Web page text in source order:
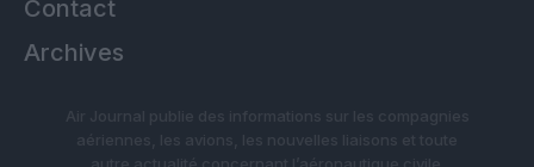
Contact
Archives